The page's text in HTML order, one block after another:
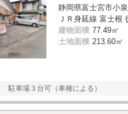
静岡県富士宮市小
ＪＲ身延線 富士根
建物面積 77.49㎡
土地面積 213.60㎡
駐車場３台可（車種による）